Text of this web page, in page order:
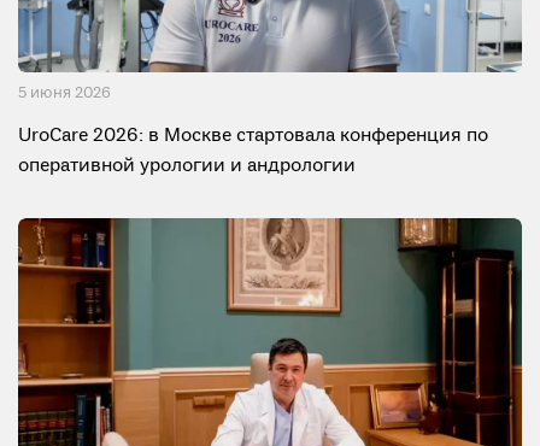
5 июня 2026
UroCare 2026: в Москве стартовала конференция по
оперативной урологии и андрологии